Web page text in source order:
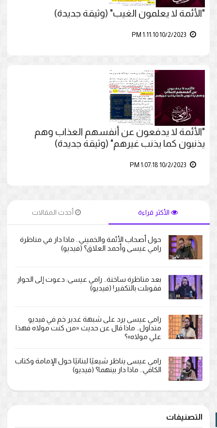
"الأئمة لا يعلمون الغيب" (وثيقة جديدة)
"الأئمة لا يدفعون عن أنفسهم العذاب وهم
يذنبون كما يذنب غيرهم" (وثيقة جديدة)
الأكثر قراءة أحدث المقالات
حول أصحاب الأئمة والخميني.. ماذا دار في مناظرة
رامي عيسى وأحمد العلاق؟ (فيديو)
بعد مناظرة ساخنة.. رامي عيسى: دعوت إلى الحوار
فقوبلت بالتكفير! (فيديو)
رامي عيسى يرد على شبهة غدير خم في فيديو
متداول.. ماذا قال عن حديث «من كنت مولاه فهذا
علي مولاه»؟
رامي عيسى يناظر شيعيًا لبنانيًا حول الإمامة وكتاب
الكافي.. ماذا دار بينهما؟ (فيديو)
التصنيفات